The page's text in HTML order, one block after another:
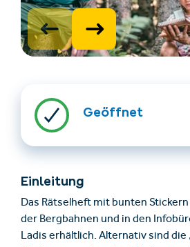
+43/5476/6239
info@serfaus-fiss-ladis.at
Geöffnet
Einleitung
Das Rätselheft mit bunten
der Bergbahnen und in den
Ladis erhältlich. Alternativ sind